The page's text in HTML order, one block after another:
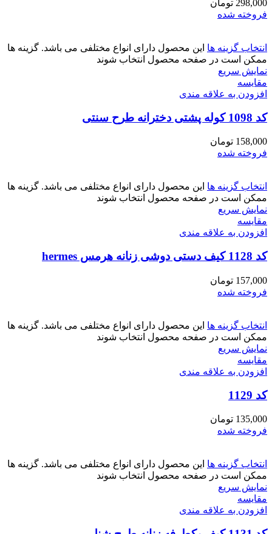
298,000 تومان
فروخته شده
انتخاب گزینه ها این محصول دارای انواع مختلفی می باشد. گزینه ها
ممکن است در صفحه محصول انتخاب شوند
نمایش سریع
مقايسه
افزودن به علاقه مندی
کد 1098 کوله پشتی دخترانه طرح سنتی
158,000 تومان
فروخته شده
انتخاب گزینه ها این محصول دارای انواع مختلفی می باشد. گزینه ها
ممکن است در صفحه محصول انتخاب شوند
نمایش سریع
مقايسه
افزودن به علاقه مندی
کد 1128 کیف دستی دوشی زنانه هرمس hermes
157,000 تومان
فروخته شده
انتخاب گزینه ها این محصول دارای انواع مختلفی می باشد. گزینه ها
ممکن است در صفحه محصول انتخاب شوند
نمایش سریع
مقايسه
افزودن به علاقه مندی
کد 1129
135,000 تومان
فروخته شده
انتخاب گزینه ها این محصول دارای انواع مختلفی می باشد. گزینه ها
ممکن است در صفحه محصول انتخاب شوند
نمایش سریع
مقايسه
افزودن به علاقه مندی